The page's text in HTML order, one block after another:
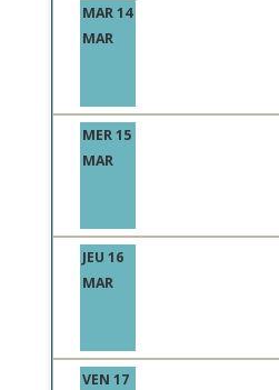
MAR 14
MAR
MER 15
MAR
JEU 16
MAR
VEN 17